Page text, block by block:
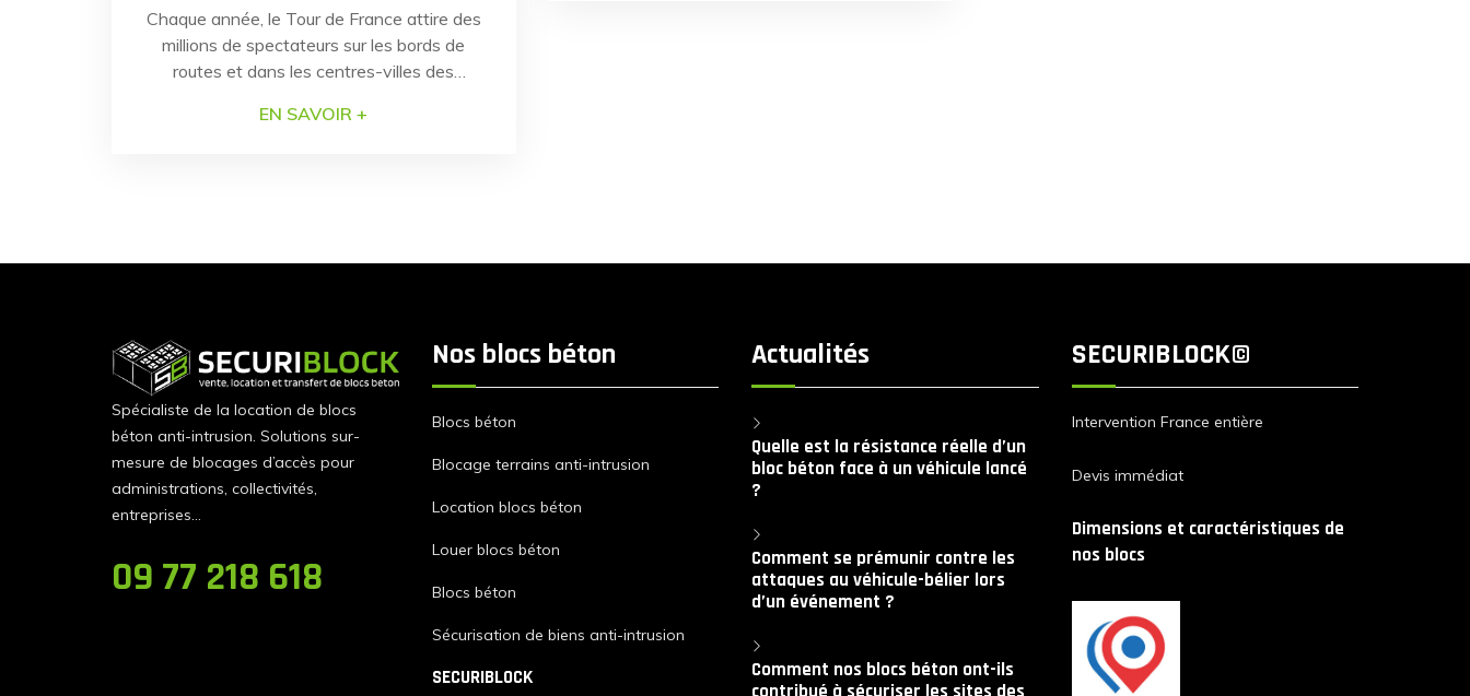
Chaque année, le Tour de France attire des
millions de spectateurs sur les bords de
routes et dans les centres-villes des
sécurité de plusieurs communes de la
EN SAVOIR +
Spécialiste de la location de blocs
béton anti-intrusion. Solutions sur-
mesure de blocages d’accès pour
administrations, collectivités,
entreprises…
09 77 218 618
Nos blocs béton
Blocs béton
Blocage terrains anti-intrusion
Location blocs béton
Louer blocs béton
Blocs béton
Sécurisation de biens anti-intrusion
SECURIBLOCK
Actualités
Quelle est la résistance réelle d’un
bloc béton face à un véhicule lancé
?
Comment se prémunir contre les
attaques au véhicule-bélier lors
d’un événement ?
Comment nos blocs béton ont-ils
SECURIBLOCK©
Intervention France entière
Devis immédiat
Dimensions et caractéristiques de
nos blocs